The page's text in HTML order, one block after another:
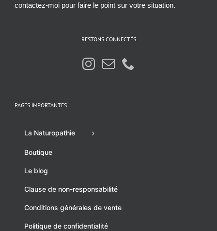
contactez-moi pour faire le point sur votre situation.
RESTONS CONNECTÉS
PAGES IMPORTANTES
La Naturopathie
Boutique
Le blog
Clause de non-responsabilité
Conditions générales de vente
Politique de confidentialité